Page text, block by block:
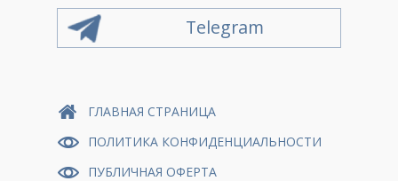
Telegram
ГЛАВНАЯ СТРАНИЦА
ПОЛИТИКА КОНФИДЕНЦИАЛЬНОСТИ
ПУБЛИЧНАЯ ОФЕРТА